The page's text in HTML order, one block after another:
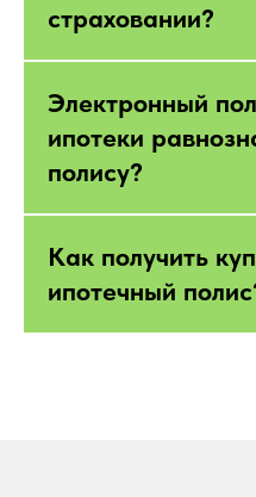
страховании?
Электронный
ипотеки
полису?
Как получить
ипотечный